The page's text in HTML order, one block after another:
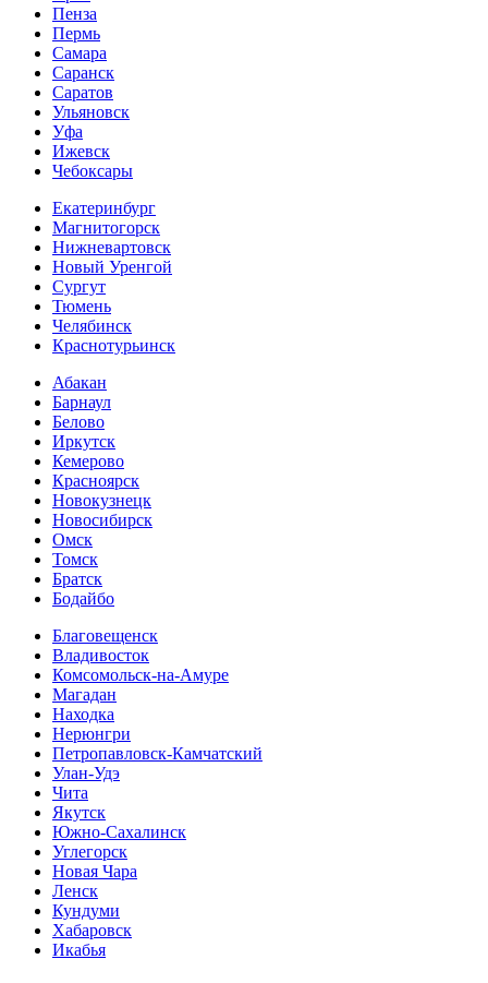
Пенза
Пермь
Самара
Саранск
Саратов
Ульяновск
Уфа
Ижевск
Чебоксары
Екатеринбург
Магнитогорск
Нижневартовск
Новый Уренгой
Сургут
Тюмень
Челябинск
Краснотурьинск
Абакан
Барнаул
Белово
Иркутск
Кемерово
Красноярск
Новокузнецк
Новосибирск
Омск
Томск
Братск
Бодайбо
Благовещенск
Владивосток
Комсомольск-на-Амуре
Магадан
Находка
Нерюнгри
Петропавловск-Камчатский
Улан-Удэ
Чита
Якутск
Южно-Сахалинск
Углегорск
Новая Чара
Ленск
Кундуми
Хабаровск
Икабья